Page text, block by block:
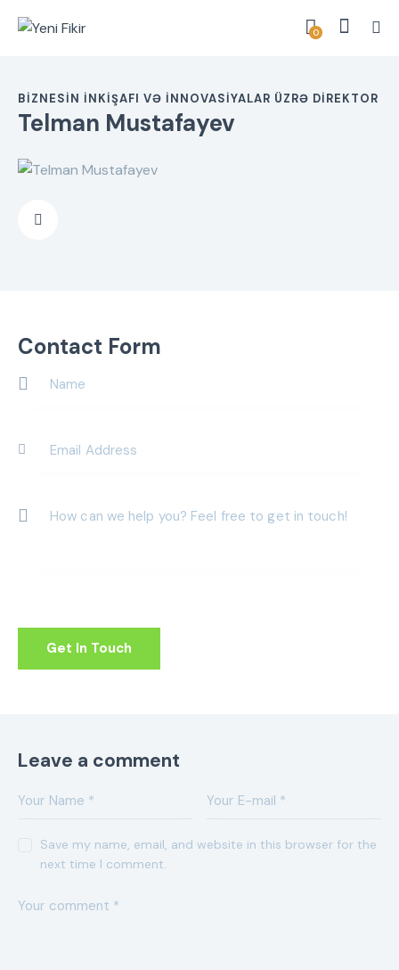
0
BIZNESIN İNKIŞAFI VƏ İNNOVASIYALAR ÜZRƏ DIREKTOR
Telman Mustafayev
Contact Form
Leave a comment
Save my name, email, and website in this browser for the
next time I comment.